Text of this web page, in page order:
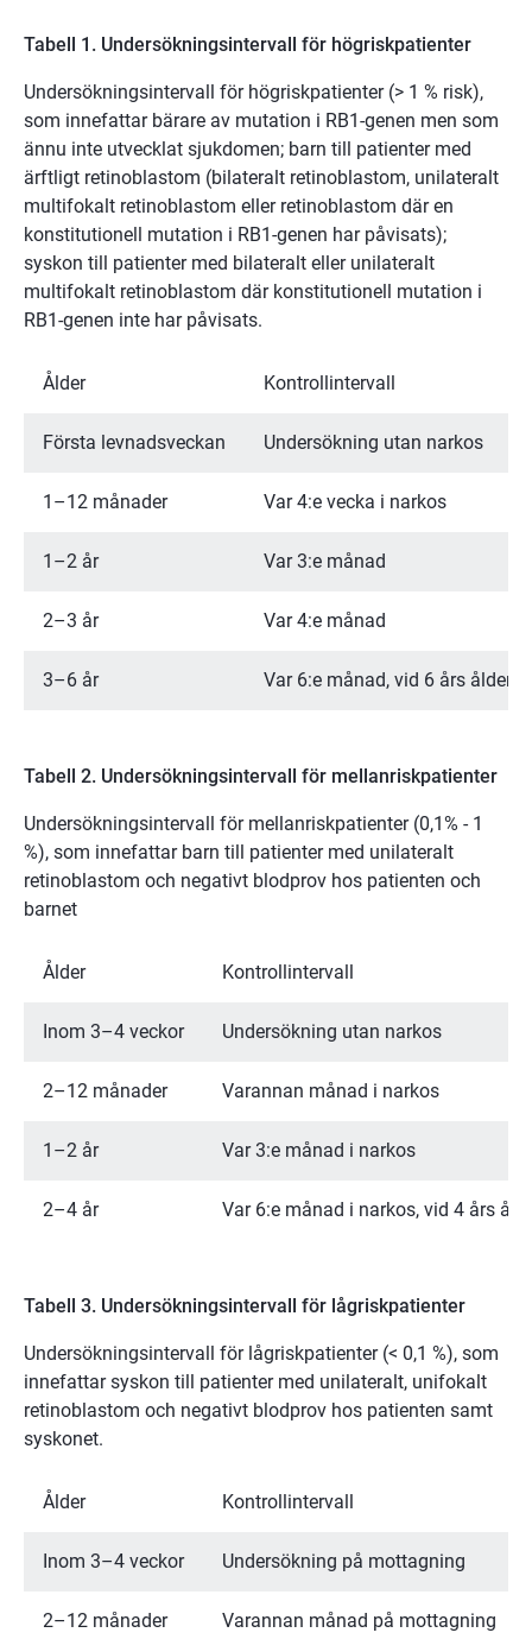
Tabell 1. Undersökningsintervall för högriskpatienter
Undersökningsintervall för högriskpatienter (> 1 % risk),
som innefattar bärare av mutation i RB1-genen men som
ännu inte utvecklat sjukdomen; barn till patienter med
ärftligt retinoblastom (bilateralt retinoblastom, unilateralt
multifokalt retinoblastom eller retinoblastom där en
konstitutionell mutation i RB1-genen har påvisats);
syskon till patienter med bilateralt eller unilateralt
multifokalt retinoblastom där konstitutionell mutation i
RB1-genen inte har påvisats.
Ålder Kontrollintervall
Första levnadsveckan Undersökning utan narkos
1–12 månader Var 4:e vecka i narkos
1–2 år Var 3:e månad
2–3 år Var 4:e månad
3–6 år Var 6:e månad, vid 6 års ålder
Tabell 2. Undersökningsintervall för mellanriskpatienter
Undersökningsintervall för mellanriskpatienter (0,1% - 1
%), som innefattar barn till patienter med unilateralt
retinoblastom och negativt blodprov hos patienten och
barnet
Ålder Kontrollintervall
Inom 3–4 veckor Undersökning utan narkos
2–12 månader Varannan månad i narkos
1–2 år Var 3:e månad i narkos
2–4 år Var 6:e månad i narkos, vid 4 års
Tabell 3. Undersökningsintervall för lågriskpatienter
Undersökningsintervall för lågriskpatienter (< 0,1 %), som
innefattar syskon till patienter med unilateralt, unifokalt
retinoblastom och negativt blodprov hos patienten samt
syskonet.
Ålder Kontrollintervall
Inom 3–4 veckor Undersökning på mottagning
2–12 månader Varannan månad på mottagning